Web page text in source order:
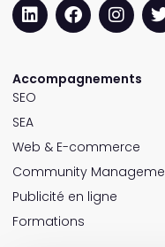
Accompagnements
SEO
SEA
Web & E-commerce
Community
Publicité en ligne
Formations